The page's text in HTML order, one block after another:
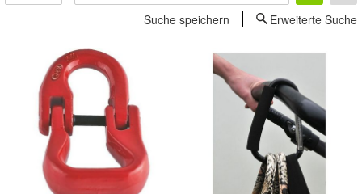
Suche speichern
Erweiterte Suche